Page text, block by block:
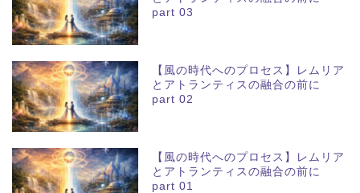
part 03
【風の時代へのプロセス】レムリア
とアトランティスの融合の前に
part 02
【風の時代へのプロセス】レムリア
とアトランティスの融合の前に
part 01